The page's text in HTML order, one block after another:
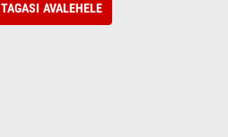
TAGASI AVALEHELE